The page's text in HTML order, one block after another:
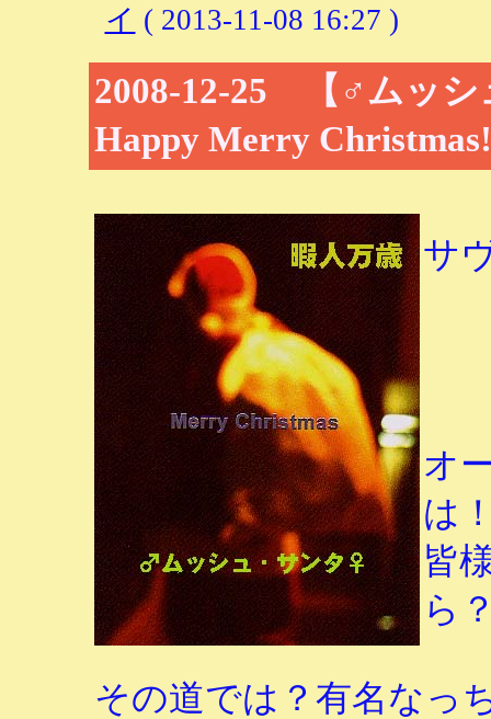
イ ( 2013-11-08 16:27 )
2008-12-25 【♂ムッ
Happy Merry
サ
オ
は
皆
ら
その道では？有名なっ